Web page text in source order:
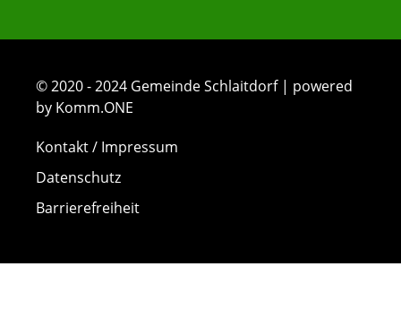
© 2020 - 2024 Gemeinde Schlaitdorf | powered
by Komm.ONE
Kontakt / Impressum
Datenschutz
Barrierefreiheit